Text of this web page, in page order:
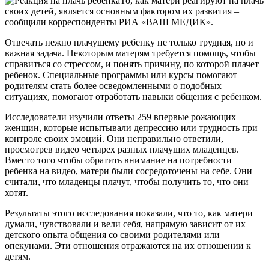
своих детей, является основным фактором их развития –
сообщили корреспонденты РИА «ВАШ МЕДИК».
Отвечать нежно плачущему ребенку не только трудная, но и
важная задача. Некоторым матерям требуется помощь, чтобы
справиться со стрессом, и понять причину, по которой плачет
ребенок. Специальные программы или курсы помогают
родителям стать более осведомленными о подобных
ситуациях, помогают отработать навыки общения с ребенком.
Исследователи изучили ответы 259 впервые рожающих
женщин, которые испытывали депрессию или трудность при
контроле своих эмоций. Они неправильно ответили,
просмотрев видео четырех разных плачущих младенцев.
Вместо того чтобы обратить внимание на потребности
ребенка на видео, матери были сосредоточены на себе. Они
считали, что младенцы плачут, чтобы получить то, что они
хотят.
Результаты этого исследования показали, что то, как матери
думали, чувствовали и вели себя, напрямую зависит от их
детского опыта общения со своими родителями или
опекунами. Эти отношения отражаются на их отношении к
детям.